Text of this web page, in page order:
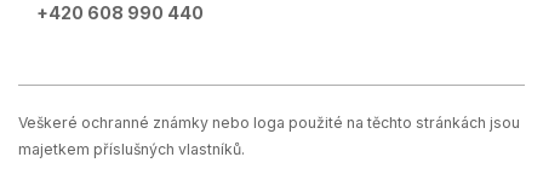
+420 608 990 440
Veškeré ochranné známky nebo loga použité na těchto stránkách jsou
majetkem příslušných vlastníků.